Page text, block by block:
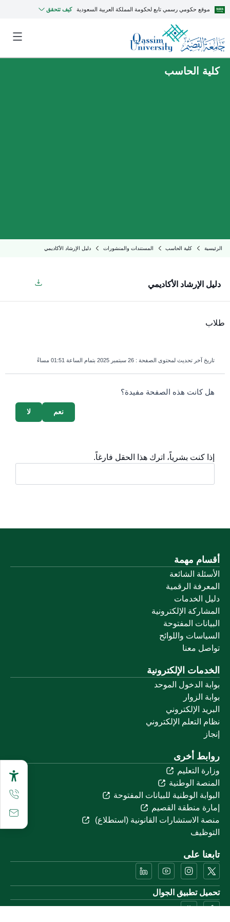
موقع حكومي رسمي تابع لحكومة المملكة العربية السعودية كيف تتحقق
كلية الحاسب
الرئيسية كلية الحاسب المستندات والمنشورات دليل الإرشاد الأكاديمي
دليل الإرشاد الأكاديمي
طلاب
تاريخ آخر تحديث لمحتوى الصفحة : 26 سبتمبر 2025 بتمام الساعة 01:51 مساءً
survey_v2
هل كانت هذه الصفحة مفيدة؟
لا نعم
إذا كنت بشرياً، اترك هذا الحقل فارغاً.
أقسام مهمة
الأسئلة الشائعة
المعرفة الرقمية
دليل الخدمات
المشاركة الإلكترونية
البيانات المفتوحة
السياسات واللوائح
تواصل معنا
الخدمات الإلكترونية
بوابة الدخول الموحد
بوابة الزوار
البريد الإلكتروني
نظام التعلم الإلكتروني
إنجاز
روابط أخرى
وزارة التعليم
المنصة الوطنية
البوابة الوطنية للبيانات المفتوحة
إمارة منطقة القصيم
منصة الاستشارات القانونية (استطلاع)
التوظيف
تابعنا على
تحميل تطبيق الجوال